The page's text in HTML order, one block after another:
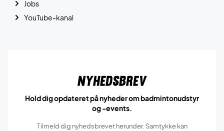
Jobs
YouTube-kanal
Nyhedsbrev
Hold dig opdateret på nyheder om badmintonudstyr
og -events.
Tilmeld dig nyhedsbrevet herunder. Samtykke kan